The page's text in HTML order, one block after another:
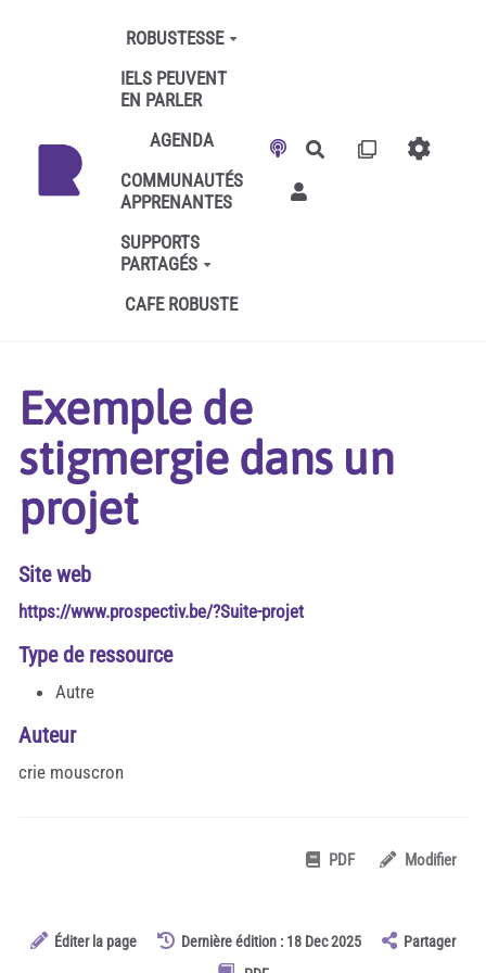
Aller au contenu principal
ROBUSTESSE
IELS PEUVENT
EN PARLER
AGENDA
COMMUNAUTÉS
APPRENANTES
SUPPORTS
PARTAGÉS
CAFE ROBUSTE
Rechercher
Exemple de
stigmergie dans un
projet
Site web
https://www.prospectiv.be/?Suite-projet
Type de ressource
Autre
Auteur
crie mouscron
PDF Modifier
Éditer la page Dernière édition : 18 Dec 2025
Partager